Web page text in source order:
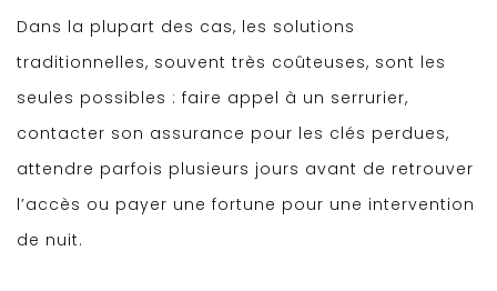
Dans la plupart des cas, les solutions
traditionnelles, souvent très coûteuses, sont les
seules possibles : faire appel à un serrurier,
contacter son assurance pour les clés perdues,
attendre parfois plusieurs jours avant de retrouver
l’accès ou payer une fortune pour une intervention
de nuit.